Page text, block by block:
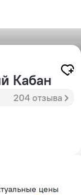
Кабан
204 отзыва
цены